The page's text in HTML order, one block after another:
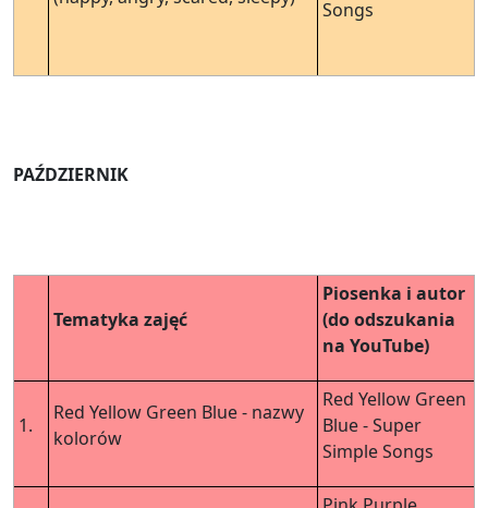
Songs
PAŹDZIERNIK
Tematyka zajęć
Piosenka i autor
(do odszukania
na YouTube)
1.
Red Yellow Green Blue - nazwy
kolorów
Red Yellow Green
Blue - Super
Simple Songs